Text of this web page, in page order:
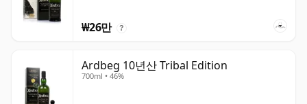
₩26만 ?
Ardbeg 10년산 Tribal Edition
700ml • 46%